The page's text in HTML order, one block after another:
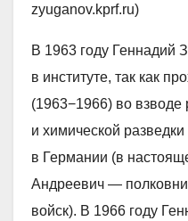
zyuganov.kprf.ru)
В 1963 году Геннадий
в институте, так как
(1963−1966) во взводе
и химической
в Германии (в
Андреевич —
войск). В 1966 году